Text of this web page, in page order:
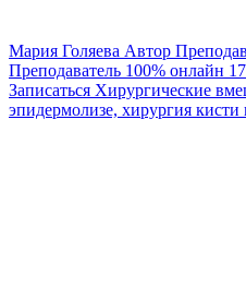
Мария Голяева Автор
Преподаватель 100% онлайн
Записаться Хирургические
эпидермолизе, хирургия